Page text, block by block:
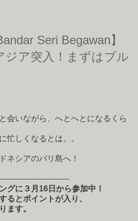
Seri Begawan】
ジア突入！まずはブル
会いながら、へとへとになるくら
忙しくなるとは。。
ネシアのバリ島へ！
グに３月16日から参加中！
るとポイントが入り、
ます。